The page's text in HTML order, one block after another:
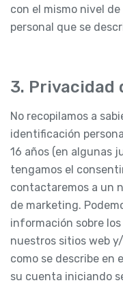
con el mismo nivel
personal que se
3. Privacidad
No recopilamos a
identificación
16 años (en algunas
tengamos el
contactaremos a un
de marketing.
información sobre
nuestros sitios web
como se describe en
su cuenta iniciando